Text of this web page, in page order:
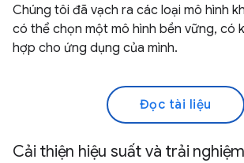
Chúng tôi đã vạch ra các loại mô hình
có thể chọn một mô hình bền vững, có
hợp cho ứng dụng của mình.
Đọc tài liệu
Cải thiện hiệu suất và trải